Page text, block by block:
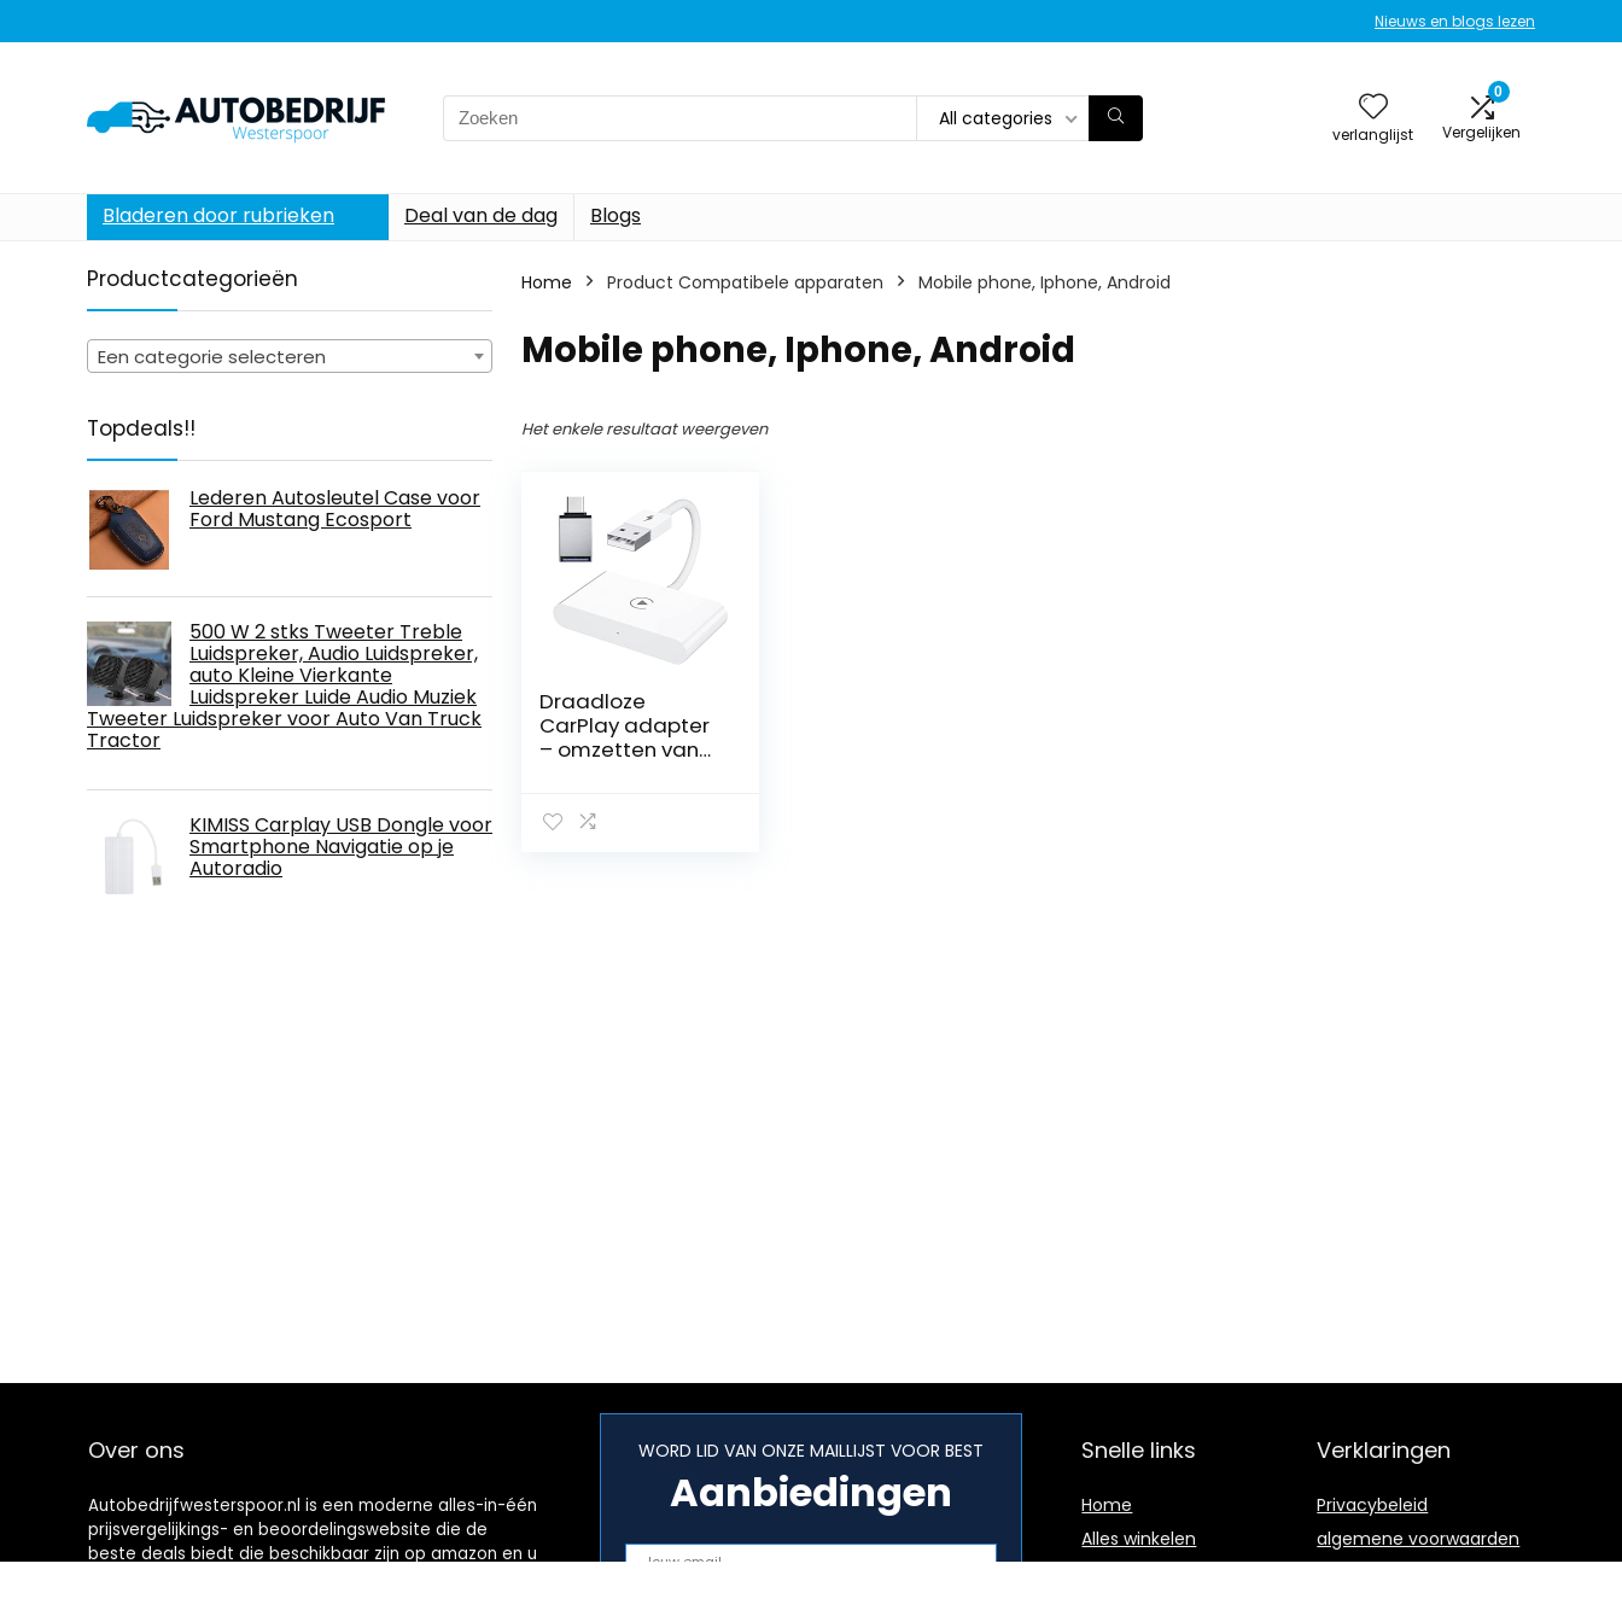
Nieuws en blogs lezen
Search
for:
All categories
verlanglijst
0
Vergelijken
Bladeren door rubrieken Deal van de dag Blogs
Productcategorieën
Een categorie selecteren
Topdeals!!
Lederen Autosleutel Case voor
Ford Mustang Ecosport
500 W 2 stks Tweeter Treble
Luidspreker, Audio Luidspreker,
auto Kleine Vierkante
Luidspreker Luide Audio Muziek
Tweeter Luidspreker voor Auto Van Truck
Tractor
KIMISS Carplay USB Dongle voor
Smartphone Navigatie op je
Autoradio
Home Product Compatibele apparaten ‎Mobile phone, Iphone, Android
‎Mobile phone, Iphone, Android
Het enkele resultaat weergeven
Draadloze
CarPlay adapter
– omzetten van
CarPlay voor
Over ons
Autobedrijfwesterspoor.nl is een moderne alles-in-één
prijsvergelijkings- en beoordelingswebsite die de
beste deals biedt die beschikbaar zijn op amazon en u
WORD LID VAN ONZE MAILLIJST VOOR BEST
Aanbiedingen
Snelle links
Home
Alles winkelen
Verklaringen
Privacybeleid
algemene voorwaarden